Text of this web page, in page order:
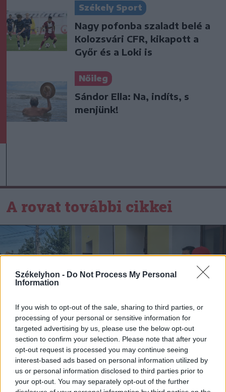
Székelyhon - Do Not Process My Personal
Information
If you wish to opt-out of the sale, sharing to third parties, or
processing of your personal or sensitive information for
targeted advertising by us, please use the below opt-out
section to confirm your selection. Please note that after your
opt-out request is processed you may continue seeing
interest-based ads based on personal information utilized by
us or personal information disclosed to third parties prior to
your opt-out. You may separately opt-out of the further
Székely Sport
Nagy pofonba szaladt belé a
Kolozsvári CFR, kikapott a
Győr és a Loki is
Nőileg
Sándor Ella: Na, indíts, s
menjünk!
A rovat további cikkei